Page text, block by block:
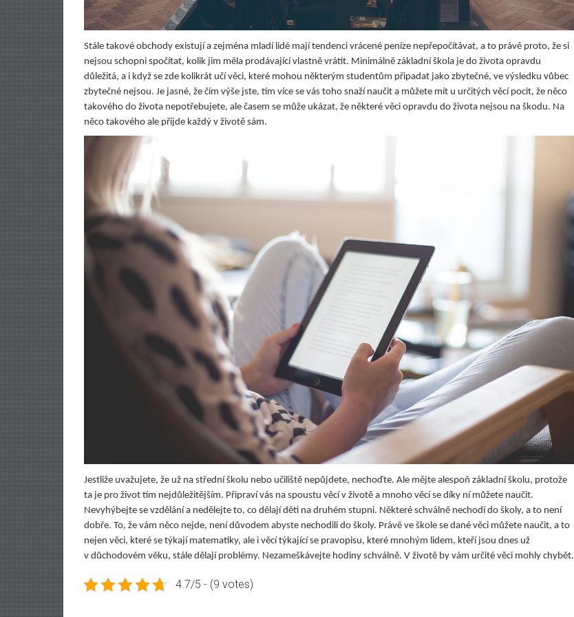
Stále takové obchody existují a zejména mladí lidé mají tendenci vrácené peníze nepřepočítávat, a to právě proto, že si
nejsou schopni spočítat, kolik jim měla prodávající vlastně vrátit. Minimálně základní škola je do života opravdu
důležitá, a i když se zde kolikrát učí věci, které mohou některým studentům připadat jako zbytečné, ve výsledku vůbec
zbytečné nejsou. Je jasné, že čím výše jste, tím více se vás toho snaží naučit a můžete mít u určitých věcí pocit, že něco
takového do života nepotřebujete, ale časem se může ukázat, že některé věci opravdu do života nejsou na škodu. Na
něco takového ale přijde každý v životě sám.
Jestliže uvažujete, že už na střední školu nebo učiliště nepůjdete, nechoďte. Ale mějte alespoň základní školu, protože
ta je pro život tím nejdůležitějším. Připraví vás na spoustu věcí v životě a mnoho věcí se díky ní můžete naučit.
Nevyhýbejte se vzdělání a nedělejte to, co dělají děti na druhém stupni. Některé schválně nechodí do školy, a to není
dobře. To, že vám něco nejde, není důvodem abyste nechodili do školy. Právě ve škole se dané věci můžete naučit, a to
nejen věci, které se týkají matematiky, ale i věcí týkající se pravopisu, které mnohým lidem, kteří jsou dnes už
v důchodovém věku, stále dělají problémy. Nezameškávejte hodiny schválně. V životě by vám určité věci mohly chybět.
4.7/5 - (9 votes)